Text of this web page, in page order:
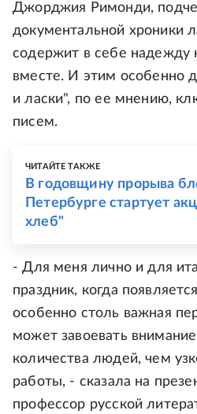
Джорджия Римонди,
документальной хроники
содержит в себе надежду
вместе. И этим особенно
и ласки", по ее мнению,
писем.
ЧИТАЙТЕ ТАКЖЕ
В годовщину прорыва
Петербурге стартует
хлеб"
- Для меня лично и для
праздник, когда
особенно столь важная
может завоевать
количества людей, чем
работы, - сказала на
профессор русской